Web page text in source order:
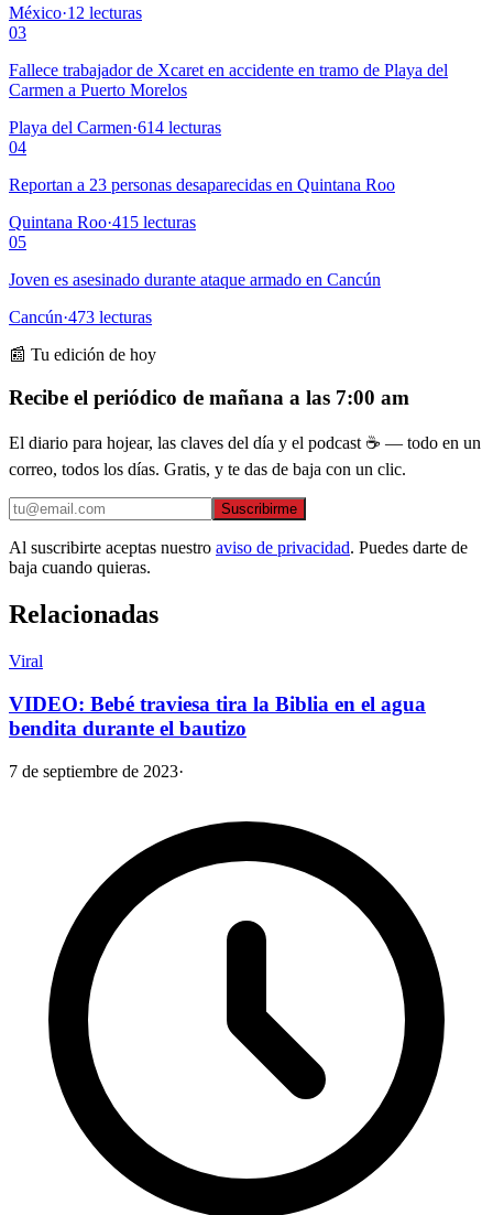
México·12 lecturas
03
Fallece trabajador de Xcaret en accidente en tramo de Playa del
Carmen a Puerto Morelos
Playa del Carmen·614 lecturas
04
Reportan a 23 personas desaparecidas en Quintana Roo
Quintana Roo·415 lecturas
05
Joven es asesinado durante ataque armado en Cancún
Cancún·473 lecturas
📰 Tu edición de hoy
Recibe el periódico de mañana a las 7:00 am
El diario para hojear, las claves del día y el podcast ☕ — todo en un
correo, todos los días. Gratis, y te das de baja con un clic.
Suscribirme
Al suscribirte aceptas nuestro aviso de privacidad. Puedes darte de
baja cuando quieras.
Relacionadas
Viral
VIDEO: Bebé traviesa tira la Biblia en el agua
bendita durante el bautizo
7 de septiembre de 2023·